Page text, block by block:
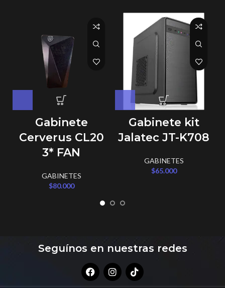
Gabinete
Cerverus CL20
3* FAN
GABINETES
$80.000
Gabinete kit
Jalatec JT-K708
GABINETES
$65.000
Seguínos en nuestras redes